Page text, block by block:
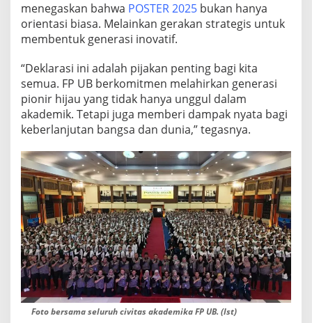
menegaskan bahwa POSTER 2025 bukan hanya
orientasi biasa. Melainkan gerakan strategis untuk
membentuk generasi inovatif.
“Deklarasi ini adalah pijakan penting bagi kita
semua. FP UB berkomitmen melahirkan generasi
pionir hijau yang tidak hanya unggul dalam
akademik. Tetapi juga memberi dampak nyata bagi
keberlanjutan bangsa dan dunia,” tegasnya.
Foto bersama seluruh civitas akademika FP UB. (Ist)